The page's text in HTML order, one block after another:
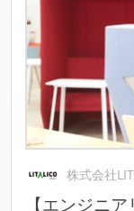
株式会社
【エンジニ